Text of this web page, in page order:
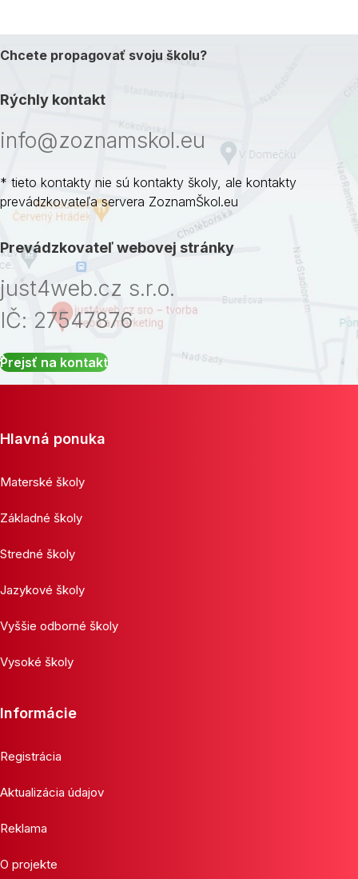
Chcete propagovať svoju školu?
Rýchly kontakt
info@zoznamskol.eu
* tieto kontakty nie sú kontakty školy, ale kontakty
prevádzkovateľa servera ZoznamŠkol.eu
Prevádzkovateľ webovej stránky
just4web.cz s.r.o.
IČ: 27547876
Prejsť na kontakt
Hlavná ponuka
Materské školy
Základné školy
Stredné školy
Jazykové školy
Vyššie odborné školy
Vysoké školy
Informácie
Registrácia
Aktualizácia údajov
Reklama
O projekte